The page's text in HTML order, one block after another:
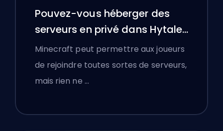
Pouvez-vous héberger des
serveurs en privé dans Hytale
?
Minecraft peut permettre aux joueurs
de rejoindre toutes sortes de serveurs,
mais rien ne …